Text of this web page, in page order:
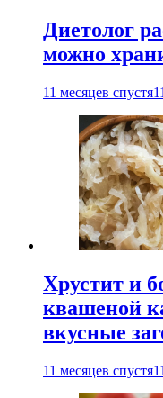
Диетолог
можно
11 месяцев спустя
Хрустит и
квашеной
вкусные
11 месяцев спустя